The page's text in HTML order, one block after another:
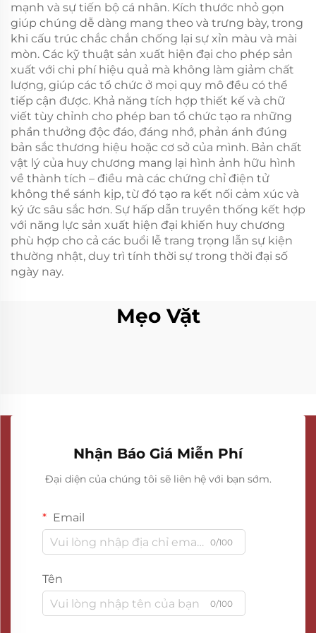
mạnh và sự tiến bộ cá nhân. Kích thước nhỏ gọn
giúp chúng dễ dàng mang theo và trưng bày, trong
khi cấu trúc chắc chắn chống lại sự xỉn màu và mài
mòn. Các kỹ thuật sản xuất hiện đại cho phép sản
xuất với chi phí hiệu quả mà không làm giảm chất
lượng, giúp các tổ chức ở mọi quy mô đều có thể
tiếp cận được. Khả năng tích hợp thiết kế và chữ
viết tùy chỉnh cho phép ban tổ chức tạo ra những
phần thưởng độc đáo, đáng nhớ, phản ánh đúng
bản sắc thương hiệu hoặc cơ sở của mình. Bản chất
vật lý của huy chương mang lại hình ảnh hữu hình
về thành tích – điều mà các chứng chỉ điện tử
không thể sánh kịp, từ đó tạo ra kết nối cảm xúc và
ký ức sâu sắc hơn. Sự hấp dẫn truyền thống kết hợp
với năng lực sản xuất hiện đại khiến huy chương
phù hợp cho cả các buổi lễ trang trọng lẫn sự kiện
thường nhật, duy trì tính thời sự trong thời đại số
ngày nay.
Mẹo Vặt
Nhận Báo Giá Miễn Phí
Đại diện của chúng tôi sẽ liên hệ với bạn sớm.
Email
0/100
Tên
0/100